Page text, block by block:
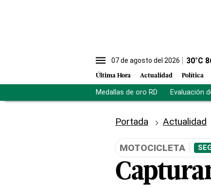
07 de agosto del 2026 30°C
Última Hora Actualidad Política
Medallas de oro RD Evaluación
Portada Actualidad
MOTOCICLETA